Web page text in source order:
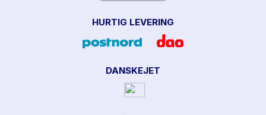
HURTIG LEVERING
DANSKEJET